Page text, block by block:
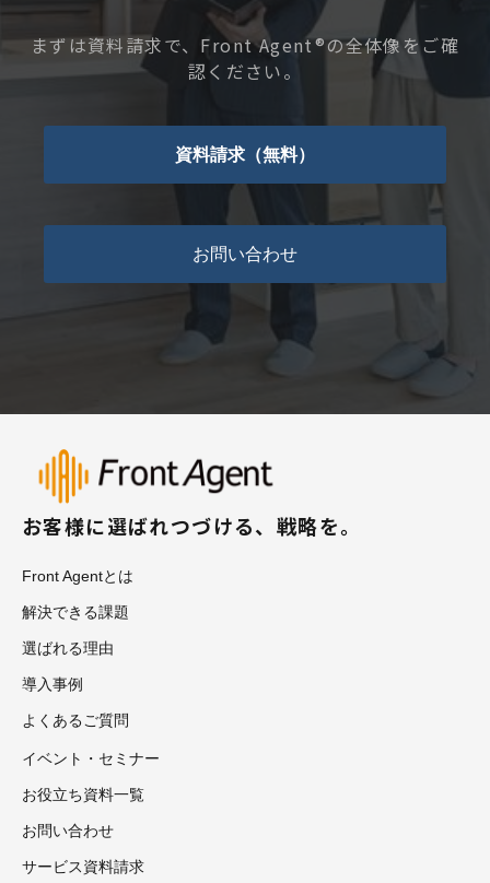
まずは資料請求で、Front Agent®の全体像をご確
認ください。
資料請求（無料）
お問い合わせ
お客様に選ばれつづける、戦略を。
Front Agentとは
解決できる課題
選ばれる理由
導入事例
よくあるご質問
イベント・セミナー
お役立ち資料一覧
お問い合わせ
サービス資料請求